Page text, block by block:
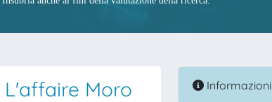
L'affaire Moro Informazioni